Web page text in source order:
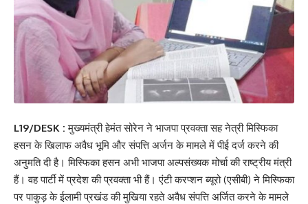
L19/DESK :मुख्यमंत्री हेमंत सोरेन ने भाजपा प्रवक्ता सह नेत्री मिस्फिका
हसन के खिलाफ अवैध भूमि और संपत्ति अर्जन के मामले में पीई दर्ज करने की
अनुमति दी है। मिस्फिका हसन अभी भाजपा अल्पसंख्यक मोर्चा की राष्ट्रीय मंत्री
हैं। वह पार्टी में प्रदेश की प्रवक्ता भी हैं। एंटी करप्शन ब्यूरो (एसीबी) ने मिस्फिका
पर पाकुड़ के ईलामी प्रखंड की मुखिया रहते अवैध संपत्ति अर्जित करने के मामले